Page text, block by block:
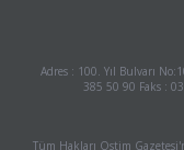
Adres : 100. Yıl Bulvarı
385 50 90 Faks :
Tüm Hakları Ostim